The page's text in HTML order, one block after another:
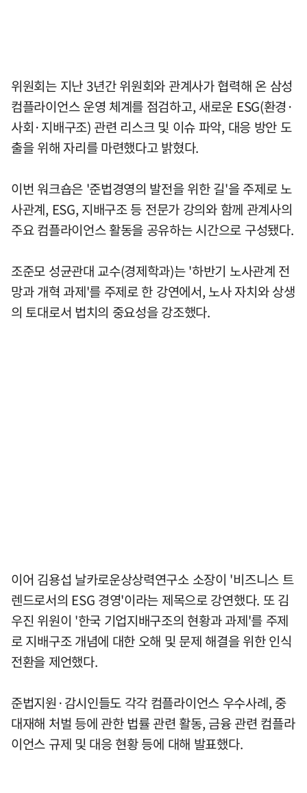
위원회는 지난 3년간 위원회와 관계사가 협력해 온 삼성
컴플라이언스 운영 체계를 점검하고, 새로운 ESG(환경·
사회·지배구조) 관련 리스크 및 이슈 파악, 대응 방안 도
출을 위해 자리를 마련했다고 밝혔다.
이번 워크숍은 '준법경영의 발전을 위한 길'을 주제로 노
사관계, ESG, 지배구조 등 전문가 강의와 함께 관계사의
주요 컴플라이언스 활동을 공유하는 시간으로 구성됐다.
조준모 성균관대 교수(경제학과)는 '하반기 노사관계 전
망과 개혁 과제'를 주제로 한 강연에서, 노사 자치와 상생
의 토대로서 법치의 중요성을 강조했다.
이어 김용섭 날카로운상상력연구소 소장이 '비즈니스 트
렌드로서의 ESG 경영'이라는 제목으로 강연했다. 또 김
우진 위원이 '한국 기업지배구조의 현황과 과제'를 주제
로 지배구조 개념에 대한 오해 및 문제 해결을 위한 인식
전환을 제언했다.
준법지원·감시인들도 각각 컴플라이언스 우수사례, 중
대재해 처벌 등에 관한 법률 관련 활동, 금융 관련 컴플라
이언스 규제 및 대응 현황 등에 대해 발표했다.